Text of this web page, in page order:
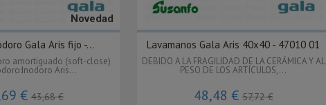
Novedad
Gala Aris fijo -...
amortiguado (soft-close)
Aris...
€43,68 €
Lavamanos Gala Aris 40x40 - 47010 01
DEBIDO A LA FRAGILIDAD DE LA CERÁMICA Y AL
PESO DE LOS ARTÍCULOS,...
48,48 € 57,72 €